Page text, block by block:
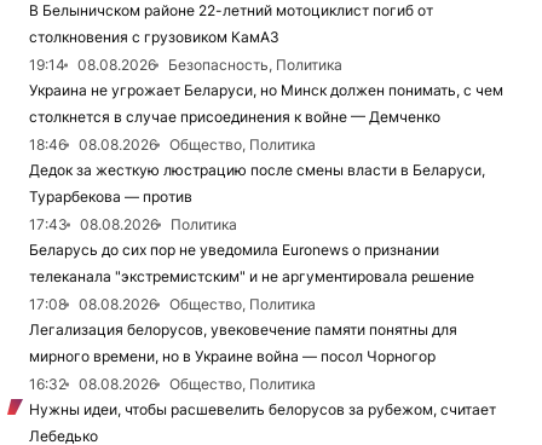
В Белыничском районе 22-летний мотоциклист погиб от
столкновения с грузовиком КамАЗ
19:14
08.08.2026
Безопасность, Политика
Украина не угрожает Беларуси, но Минск должен понимать, с чем
столкнется в случае присоединения к войне — Демченко
18:46
08.08.2026
Общество, Политика
Дедок за жесткую люстрацию после смены власти в Беларуси,
Турарбекова — против
17:43
08.08.2026
Политика
Беларусь до сих пор не уведомила Euronews о признании
телеканала "экстремистским" и не аргументировала решение
17:08
08.08.2026
Общество, Политика
Легализация белорусов, увековечение памяти понятны для
мирного времени, но в Украине война — посол Чорногор
16:32
08.08.2026
Общество, Политика
Нужны идеи, чтобы расшевелить белорусов за рубежом, считает
Лебедько